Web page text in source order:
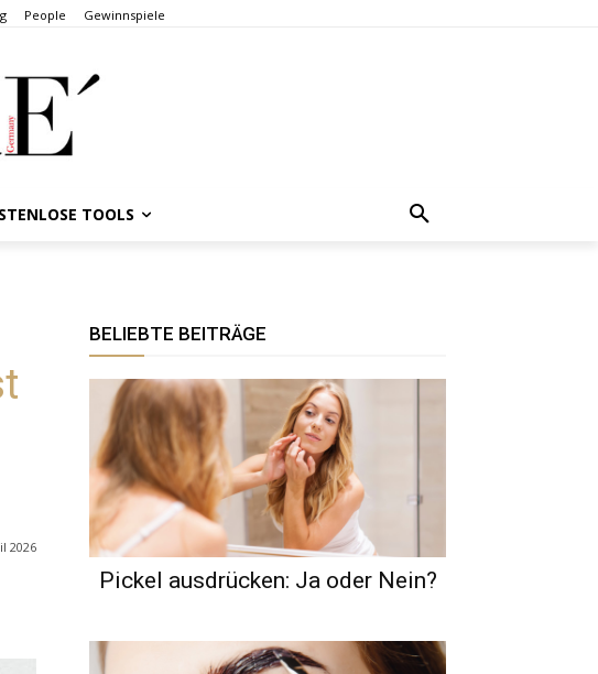
People Gewinnspiele
TOOLS
2026
BELIEBTE BEITRÄGE
Pickel ausdrücken: Ja oder Nein?